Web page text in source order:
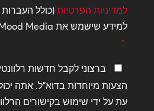
פרטיות
*
למדיניות הפרטיות(כולל העברות
למידע שישמש את Mood Media כדי ליצור איתי קשר.
*
שמור
על
קשר
ברצוני לקבל חדשות
הצעות מיוחדות בדוא"ל. אתה
עת על ידי שימוש בקישורים